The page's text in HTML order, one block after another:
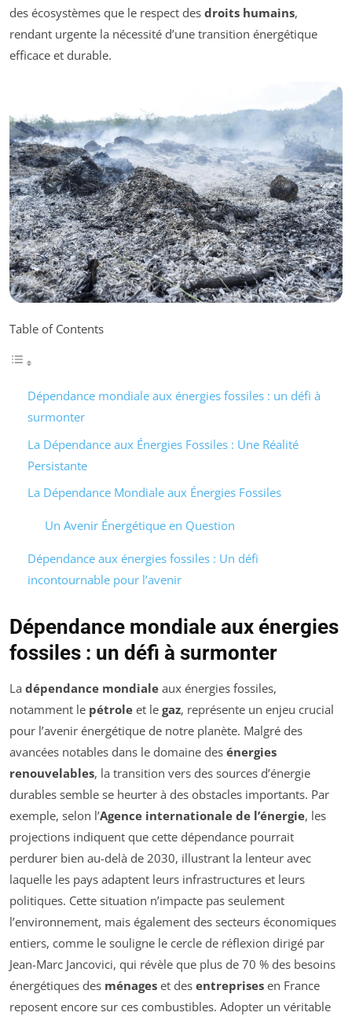
des écosystèmes que le respect des droits humains,
rendant urgente la nécessité d’une transition énergétique
efficace et durable.
Table of Contents
Dépendance mondiale aux énergies fossiles : un défi à
surmonter
La Dépendance aux Énergies Fossiles : Une Réalité
Persistante
La Dépendance Mondiale aux Énergies Fossiles
Un Avenir Énergétique en Question
Dépendance aux énergies fossiles : Un défi
incontournable pour l’avenir
Dépendance mondiale aux énergies
fossiles : un défi à surmonter
La dépendance mondiale aux énergies fossiles,
notamment le pétrole et le gaz, représente un enjeu crucial
pour l’avenir énergétique de notre planète. Malgré des
avancées notables dans le domaine des énergies
renouvelables, la transition vers des sources d’énergie
durables semble se heurter à des obstacles importants. Par
exemple, selon l’Agence internationale de l’énergie, les
projections indiquent que cette dépendance pourrait
perdurer bien au-delà de 2030, illustrant la lenteur avec
laquelle les pays adaptent leurs infrastructures et leurs
politiques. Cette situation n’impacte pas seulement
l’environnement, mais également des secteurs économiques
entiers, comme le souligne le cercle de réflexion dirigé par
Jean-Marc Jancovici, qui révèle que plus de 70 % des besoins
énergétiques des ménages et des entreprises en France
reposent encore sur ces combustibles. Adopter un véritable